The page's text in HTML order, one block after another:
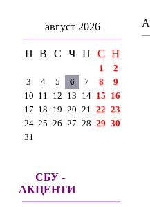
август 2026
П В С Ч П С Н
1
2
3
4 5 6 7 8
9
10 11 12 13 14 15 16
17 18 19 20 21 22 23
24 25 26 27 28 29 30
31
СБУ -
АКЦЕНТИ